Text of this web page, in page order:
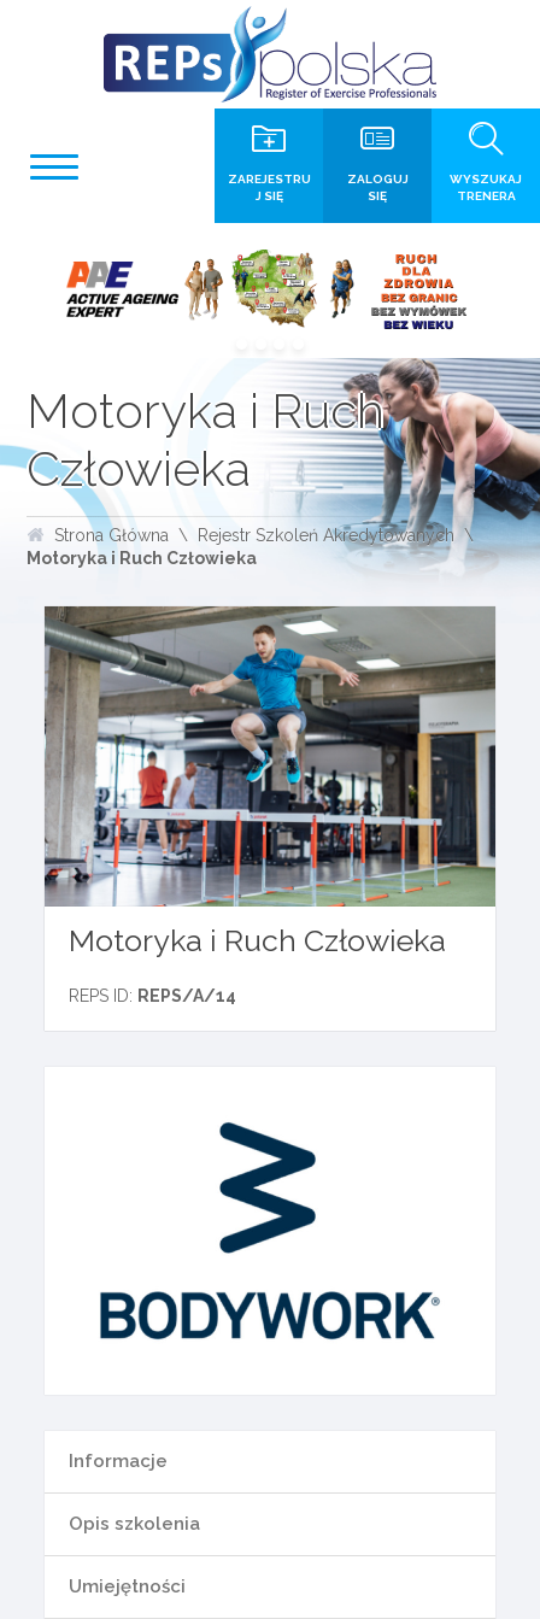
WYSZUKAJ
TRENERA
ZALOGUJ
SIĘ
ZAREJESTRU
J SIĘ
Motoryka i Ruch
Człowieka
Strona Główna
Rejestr Szkoleń Akredytowanych
Motoryka i Ruch Człowieka
Motoryka i Ruch Człowieka
REPS ID: REPS/A/14
Informacje
Opis szkolenia
Umiejętności